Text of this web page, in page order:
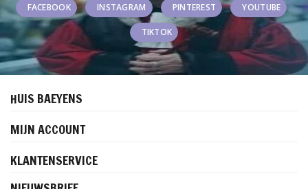
FACEBOOK INSTAGRAM PINTEREST YOUTUBE
TIKTOK
HUIS BAEYENS
MIJN ACCOUNT
KLANTENSERVICE